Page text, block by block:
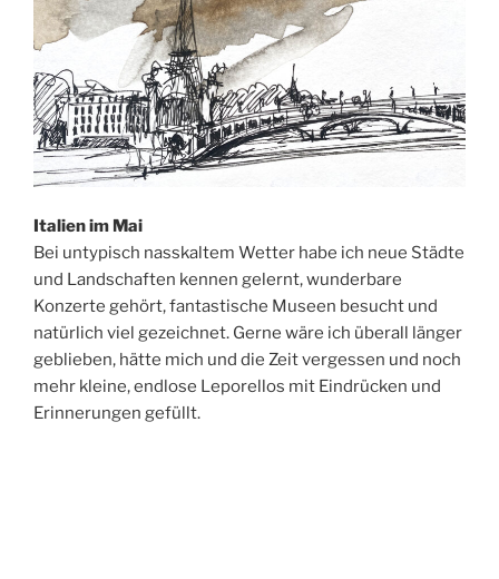
Italienim Mai
Bei untypisch nasskaltem Wetter habe ich neue Städte
und Landschaften kennen gelernt, wunderbare
Konzerte gehört, fantastische Museen besucht und
natürlich viel gezeichnet. Gerne wäre ich überall länger
geblieben, hätte mich und die Zeit vergessen und noch
mehr kleine, endlose Leporellos mit Eindrücken und
Erinnerungen gefüllt.